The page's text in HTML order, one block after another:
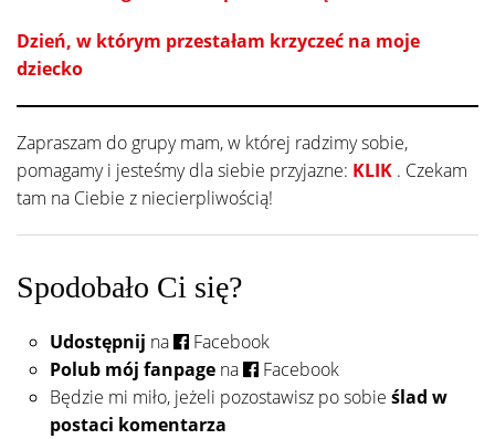
Dzień, w którym przestałam krzyczeć na moje
dziecko
Zapraszam do grupy mam, w której radzimy sobie,
pomagamy i jesteśmy dla siebie przyjazne: KLIK . Czekam
tam na Ciebie z niecierpliwością!
Spodobało Ci się?
Udostępnij na
Facebook
Polub mój fanpage na
Facebook
Będzie mi miło, jeżeli pozostawisz po sobie ślad w
postaci komentarza